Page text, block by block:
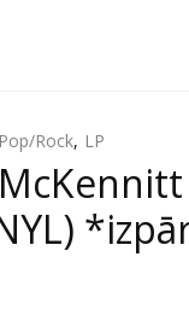
Pop/Rock, LP